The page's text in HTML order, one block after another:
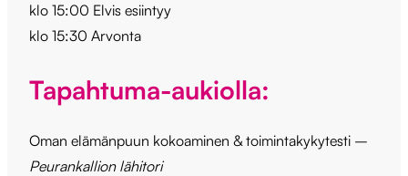
klo 15:00 Elvis esiintyy
klo 15:30 Arvonta
Tapahtuma-aukiolla:
Oman elämänpuun kokoaminen & toimintakykytesti –
Peurankallion lähitori